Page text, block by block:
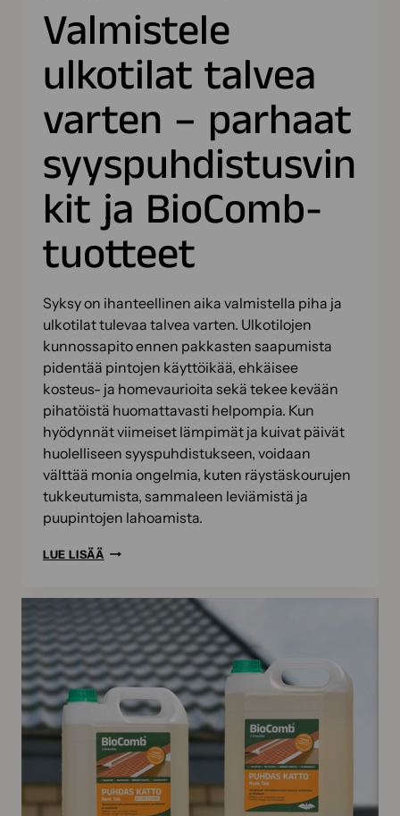
Valmistele
ulkotilat talvea
varten – parhaat
syyspuhdistusvin
kit ja BioComb-
tuotteet
Syksy on ihanteellinen aika valmistella piha ja
ulkotilat tulevaa talvea varten. Ulkotilojen
kunnossapito ennen pakkasten saapumista
pidentää pintojen käyttöikää, ehkäisee
kosteus- ja homevaurioita sekä tekee kevään
pihatöistä huomattavasti helpompia. Kun
hyödynnät viimeiset lämpimät ja kuivat päivät
huolelliseen syyspuhdistukseen, voidaan
välttää monia ongelmia, kuten räystäskourujen
tukkeutumista, sammaleen leviämistä ja
puupintojen lahoamista.
LUE LISÄÄ VALMISTELE
VARTEN
–
PARHAAT
SYYSPUHDISTUSVINKIT
JA
BIOCOMB-
TUOTTEET